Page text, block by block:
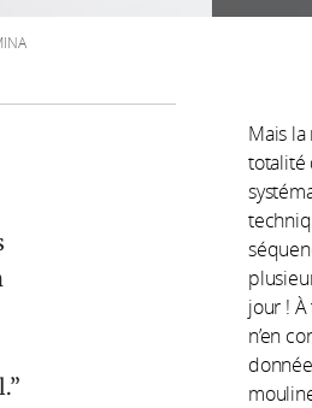
Mais
totalité
jour !
n’en